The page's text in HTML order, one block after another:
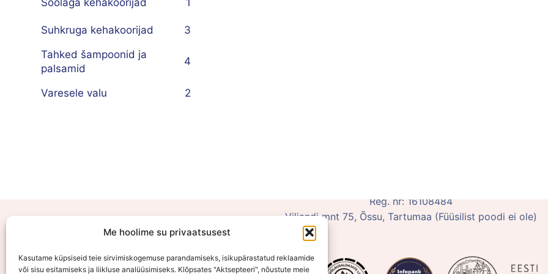
Me hoolime su privaatsusest
Kasutame küpsiseid teie sirvimiskogemuse parandamiseks, isikupärastatud reklaamide
või sisu esitamiseks ja liikluse analüüsimiseks. Klõpsates "Aktsepteeri", nõustute meie
Suhkruga kehakoorijad
3
Tahked šampoonid ja
palsamid
4
Varesele valu 2
Reg. nr: 16108484
Viljandi mnt 75, Õssu, Tartumaa (Füüsilist poodi ei ole)